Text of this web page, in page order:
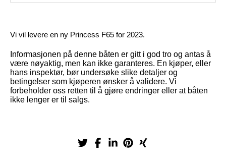
Vi vil levere en ny Princess F65 for 2023.
Informasjonen på denne båten er gitt i god tro og antas å
være nøyaktig, men kan ikke garanteres. En kjøper, eller
hans inspektør, bør undersøke slike detaljer og
betingelser som kjøperen ønsker å validere. Vi
forbeholder oss retten til å gjøre endringer eller at båten
ikke lenger er til salgs.